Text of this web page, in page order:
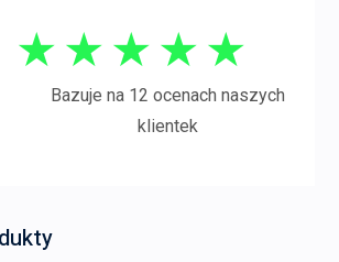
★ ★ ★ ★ ★
Bazuje na 12 ocenach naszych
klientek